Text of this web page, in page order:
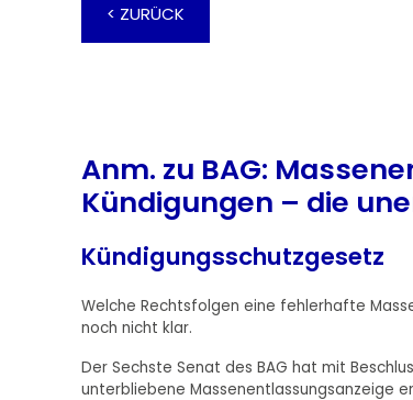
< ZURÜCK
Anm. zu BAG:
Kündigungen – die
Kündigungsschutzgesetz
Welche Rechtsfolgen eine fehlerhafte
noch nicht klar.
Der Sechste Senat des BAG hat mit
unterbliebene Massenentlassungsanzeige